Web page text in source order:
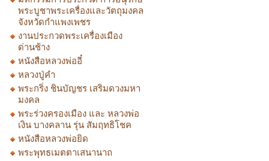
พระบูชาพระเครื่องและวัตถุมงคล
จังหวัดกำแพงเพชร
งานประกวดพระเครื่องเมือง
ด่านช้าง
หนังสือหลวงพ่ออี๋
หลวงปู่คำ
พระกริ่ง ชินบัญชร เสริมดวงมหา
มงคล
พระร่วงครองเมือง และ หลวงพ่อ
เงิน บางคลาน รุ่น สัมฤทธิโชค
หนังสือหลวงพ่อยิด
พระพุทธเมตตาเสนานาถ